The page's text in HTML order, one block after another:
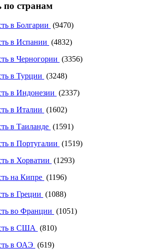
по странам
в Болгарии (9470)
в Испании (4832)
в Черногории (3356)
в Турции (3248)
в Индонезии (2337)
в Италии (1602)
в Таиланде (1591)
в Португалии (1519)
в Хорватии (1293)
на Кипре (1196)
в Греции (1088)
во Франции (1051)
в США (810)
в ОАЭ (619)